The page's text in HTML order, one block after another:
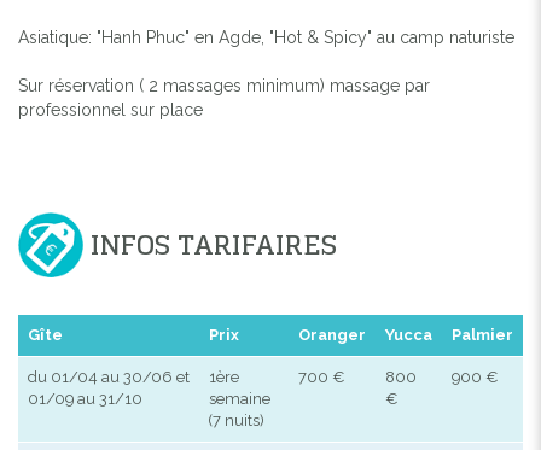
Asiatique: "Hanh Phuc" en Agde, "Hot & Spicy" au camp naturiste
Sur réservation ( 2 massages minimum) massage par
professionnel sur place
INFOS TARIFAIRES
Gîte Prix Oranger Yucca Palmier
du 01/04 au 30/06 et
01/09 au 31/10
1ère
semaine
(7 nuits)
700 €
800
€
900 €